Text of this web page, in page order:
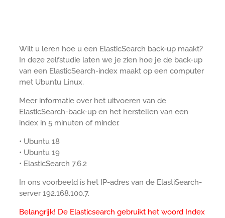
Wilt u leren hoe u een ElasticSearch back-up maakt?
In deze zelfstudie laten we je zien hoe je de back-up
van een ElasticSearch-index maakt op een computer
met Ubuntu Linux.
Meer informatie over het uitvoeren van de
ElasticSearch-back-up en het herstellen van een
index in 5 minuten of minder.
• Ubuntu 18
• Ubuntu 19
• ElasticSearch 7.6.2
In ons voorbeeld is het IP-adres van de ElastiSearch-
server 192.168.100.7.
Belangrijk! De Elasticsearch gebruikt het woord Index